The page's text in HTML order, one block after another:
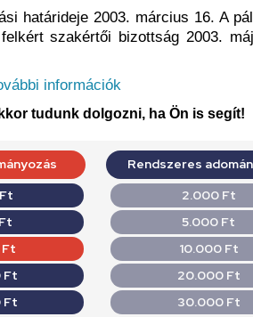
határideje 2003. március 16. A
szakértői bizottság 2003.
információk
tudunk dolgozni, ha Ön is segít!